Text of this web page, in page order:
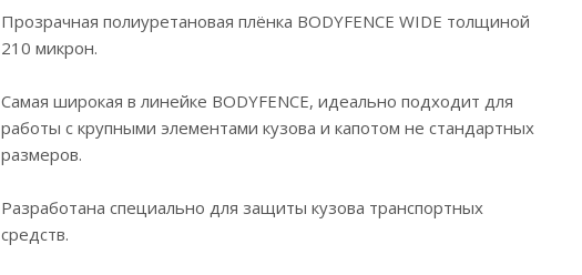
Прозрачная полиуретановая плёнка BODYFENCE WIDE толщиной
210 микрон.
Самая широкая в линейке BODYFENCE, идеально подходит для
работы с крупными элементами кузова и капотом не стандартных
размеров.
Разработана специально для защиты кузова транспортных
средств.